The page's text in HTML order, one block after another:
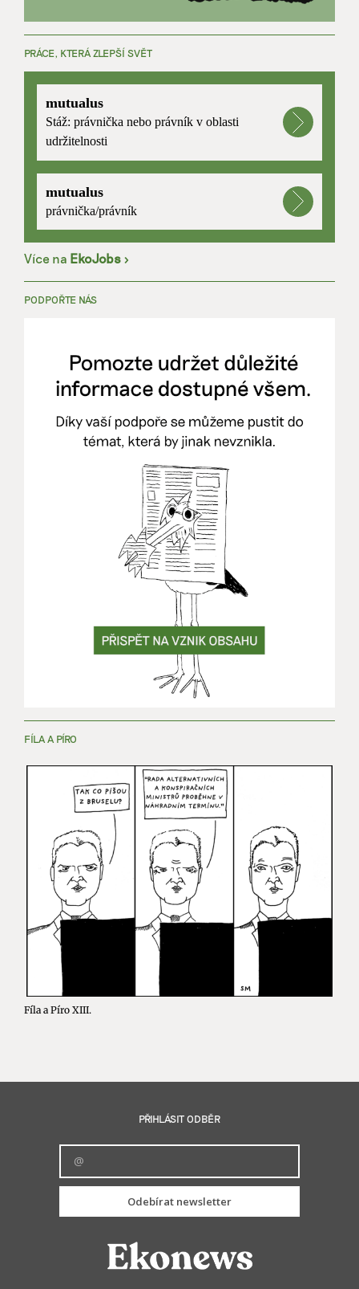
PRÁCE, KTERÁ ZLEPŠÍ SVĚT
mutualus
Stáž: právnička nebo právník v oblasti
udržitelnosti
mutualus
právnička/právník
Více na EkoJobs >
PODPOŘTE NÁS
FÍLA A PÍRO
Fíla a Píro XIII.
PŘIHLÁSIT ODBĚR
Odebírat newsletter